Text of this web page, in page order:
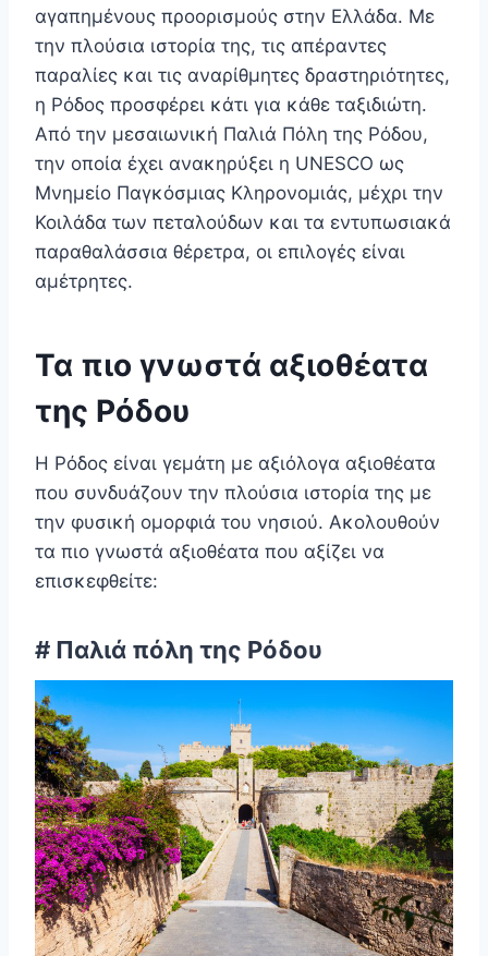
αγαπημένους προορισμούς στην Ελλάδα. Με
την πλούσια ιστορία της, τις απέραντες
παραλίες και τις αναρίθμητες δραστηριότητες,
η Ρόδος προσφέρει κάτι για κάθε ταξιδιώτη.
Από την μεσαιωνική Παλιά Πόλη της Ρόδου,
την οποία έχει ανακηρύξει η UNESCO ως
Μνημείο Παγκόσμιας Κληρονομιάς, μέχρι την
Κοιλάδα των πεταλούδων και τα εντυπωσιακά
παραθαλάσσια θέρετρα, οι επιλογές είναι
αμέτρητες.
Τα πιο γνωστά αξιοθέατα
της Ρόδου
Η Ρόδος είναι γεμάτη με αξιόλογα αξιοθέατα
που συνδυάζουν την πλούσια ιστορία της με
την φυσική ομορφιά του νησιού. Ακολουθούν
τα πιο γνωστά αξιοθέατα που αξίζει να
επισκεφθείτε:
# Παλιά πόλη της Ρόδου